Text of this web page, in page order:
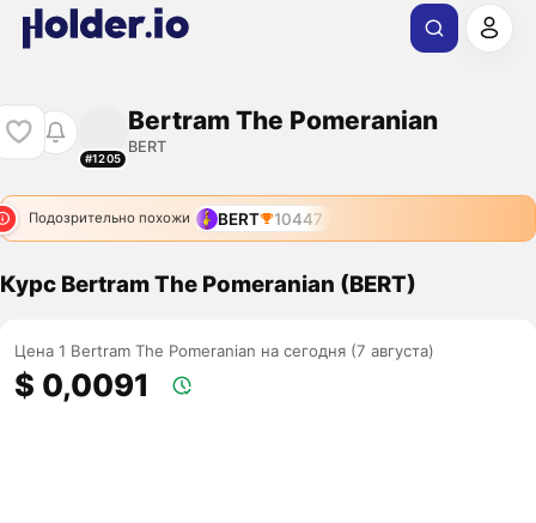
#1205
Bertram The Pomeranian
BERT
Подозрительно похожи BERT 10447
Курс Bertram The Pomeranian (BERT)
Цена 1 Bertram The Pomeranian на сегодня (7 августа)
$ 0,0091